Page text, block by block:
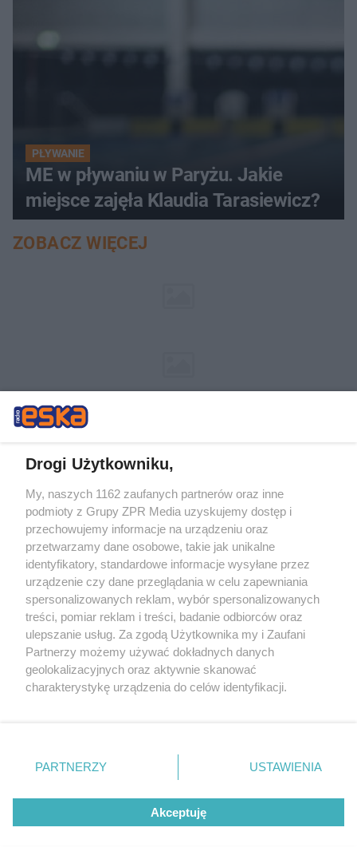
PŁYWANIE
ME w pływaniu w Paryżu. Jakie
miejsce zajęła Klaudia Tarasiewicz?
ZOBACZ WIĘCEJ
Internecie bez pisemnej zgody właściciela praw. Jakiekolwiek użycie lub
wykorzystanie utworów w całości lub w części z naruszeniem prawa,
tzn. bez właściwej zgody, jest zabronione pod groźbą kary i może być
ścigane prawnie.
Drogi Użytkowniku,
My, naszych 1162 zaufanych partnerów oraz inne
podmioty z Grupy ZPR Media uzyskujemy dostęp i
przechowujemy informacje na urządzeniu oraz
przetwarzamy dane osobowe, takie jak unikalne
identyfikatory, standardowe informacje wysyłane przez
urządzenie czy dane przeglądania w celu zapewniania
spersonalizowanych reklam, wybór spersonalizowanych
treści, pomiar reklam i treści, badanie odbiorców oraz
ulepszanie usług. Za zgodą Użytkownika my i Zaufani
Partnerzy możemy używać dokładnych danych
geolokalizacyjnych oraz aktywnie skanować
charakterystykę urządzenia do celów identyfikacji.
zmienić/wycofać klikając przycisk ustawień prywatności
znajdujący się w lewym dolnym rogu strony
rodzaje przetwarzania danych nie wymagają zgody
użytkownika, ale masz prawo sprzeciwić się takiemu
przetwarzaniu. Preferencje będą miały zastosowanie tylko
PARTNERZY USTAWIENIA
Akceptuję